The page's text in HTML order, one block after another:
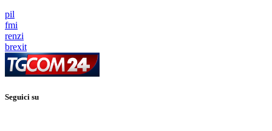
pil
fmi
renzi
brexit
Seguici su